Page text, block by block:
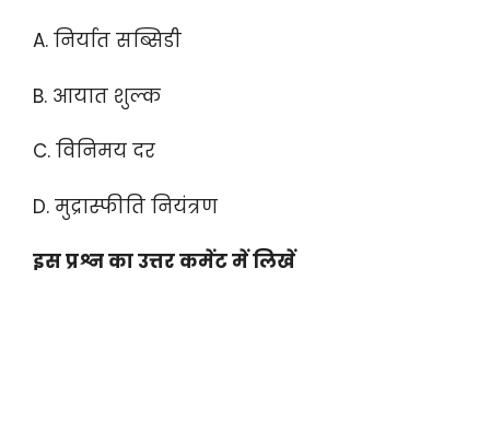
A. निर्यात सब्सिडी
B. आयात शुल्क
C. विनिमय दर
D. मुद्रास्फीति नियंत्रण
इस प्रश्न का उत्तर कमेंट में लिखें